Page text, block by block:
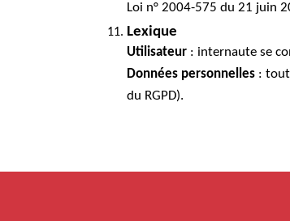
Loi n° 2004-575 du 21 juin
Lexique
Utilisateur : internaute se
Données personnelles :
du RGPD).